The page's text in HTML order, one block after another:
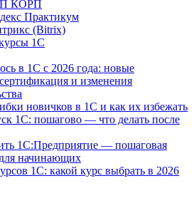
КОРП
Практикум
(Bitrix)
1С
в 1С с 2026 года: новые
и изменения
новичков в 1С и как их избежать
1С: пошагово — что делать после
1С:Предприятие — пошаговая
начинающих
1С: какой курс выбрать в 2026